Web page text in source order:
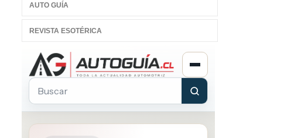
AUTO GUÍA
REVISTA ESOTÉRICA